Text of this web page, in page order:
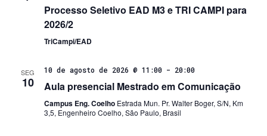
Processo Seletivo EAD M3 e TRI CAMPI para
2026/2
TriCampi/EAD
SEG
10
10 de agosto de 2026 @ 11:00- 20:00
Aula presencial Mestrado em Comunicação
Campus Eng. Coelho Estrada Mun. Pr. Walter Boger, S/N, Km
3,5, Engenheiro Coelho, São Paulo, Brasil